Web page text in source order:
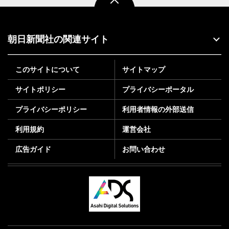
朝日新聞社の関連サイト
このサイトについて サイトマップ
サイトポリシー プライバシーポータル
プライバシーポリシー 利用者情報の外部送信
利用規約 運営会社
広告ガイド お問い合わせ